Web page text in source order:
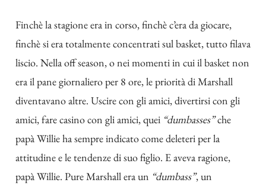
Finchè la stagione era in corso, finchè c’era da giocare,
finchè si era totalmente concentrati sul basket, tutto filava
liscio. Nella off season, o nei momenti in cui il basket non
era il pane giornaliero per 8 ore, le priorità di Marshall
diventavano altre. Uscire con gli amici, divertirsi con gli
amici, fare casino con gli amici, quei “dumbasses”che
papà Willie ha sempre indicato come deleteri per la
attitudine e le tendenze di suo figlio. E aveva ragione,
papà Willie. Pure Marshall era un “dumbass”, un